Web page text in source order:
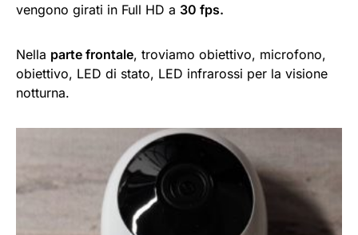
vengono girati in Full HD a 30 fps.
Nella parte frontale, troviamo obiettivo, microfono,
obiettivo, LED di stato, LED infrarossi per la visione
notturna.